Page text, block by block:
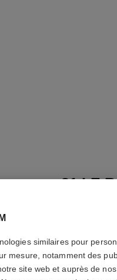
31 LE
Réf. 173842
85 €
similaires pour
mesure, notamment des
site web et auprès de nos